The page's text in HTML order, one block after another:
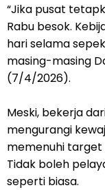
“Jika pusat
Rabu besok.
hari selama
masing-masing
(7/4/2026).
Meski, bekerja
mengurangi
memenuhi target
Tidak boleh
seperti biasa.